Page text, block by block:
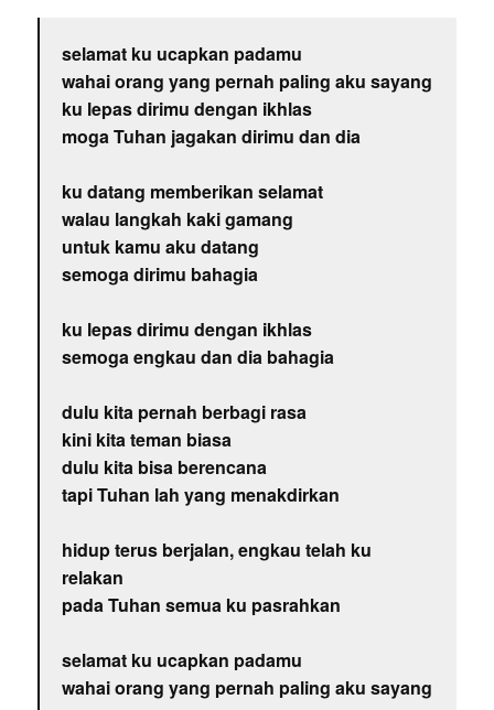
selamat ku ucapkan padamu
wahai orang yang pernah paling aku sayang
ku lepas dirimu dengan ikhlas
moga Tuhan jagakan dirimu dan dia
ku datang memberikan selamat
walau langkah kaki gamang
untuk kamu aku datang
semoga dirimu bahagia
ku lepas dirimu dengan ikhlas
semoga engkau dan dia bahagia
dulu kita pernah berbagi rasa
kini kita teman biasa
dulu kita bisa berencana
tapi Tuhan lah yang menakdirkan
hidup terus berjalan, engkau telah ku
relakan
pada Tuhan semua ku pasrahkan
selamat ku ucapkan padamu
wahai orang yang pernah paling aku sayang